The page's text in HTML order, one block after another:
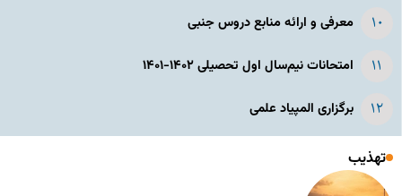
معرفی و ارائه منابع دروس جنبی
امتحانات نیم‌سال اول تحصیلی ۱۴۰۲-۱۴۰۱
برگزاری المپیاد علمی
تهذیب